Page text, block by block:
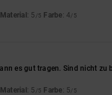
Material: 5 /5 Farbe: 4/5
es gut tragen. Sind nicht
Material: 5 /5 Farbe: 5/5